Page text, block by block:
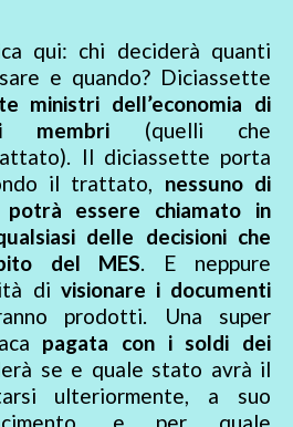
qui: chi deciderà quanti
e quando? Diciassette
ministri dell’economia di
membri (quelli che
Il diciassette porta
il trattato, nessuno di
essere chiamato in
delle decisioni che
del MES. E neppure
di visionare i documenti
prodotti. Una super
pagata con i soldi dei
se e quale stato avrà il
ulteriormente, a suo